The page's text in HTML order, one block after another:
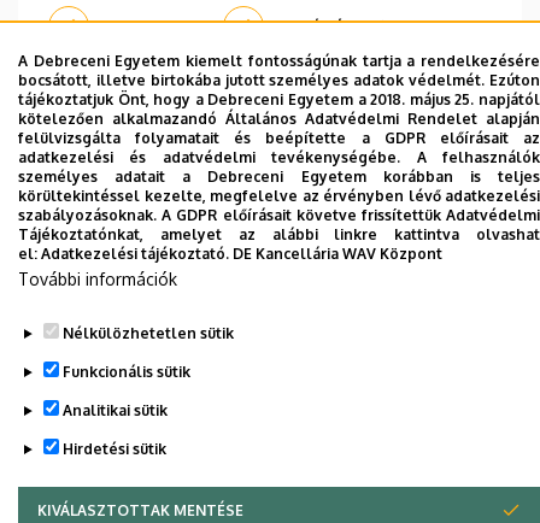
Weboldal Tudóstér profil
Dolgozói adatmódosítás igénylése a DE
telefonkönyvében|Külső személyek rögzítése a
DE telefonkönyvében| Súgó| Hibabejelentés
Adatvédelem
A Debreceni Egyetem kiemelt fontosságúnak tartja a rendelkezésére
bocsátott, illetve birtokába jutott személyes adatok védelmét. Ezúton
tájékoztatjuk Önt, hogy a Debreceni Egyetem a 2018. május 25. napjától
kötelezően alkalmazandó Általános Adatvédelmi Rendelet alapján
felülvizsgálta folyamatait és beépítette a GDPR előírásait az
adatkezelési és adatvédelmi tevékenységébe. A felhasználók
személyes adatait a Debreceni Egyetem korábban is teljes
körültekintéssel kezelte, megfelelve az érvényben lévő adatkezelési
szabályozásoknak. A GDPR előírásait követve frissítettük Adatvédelmi
Tájékoztatónkat, amelyet az alábbi linkre kattintva olvashat
el: Adatkezelési tájékoztató. DE Kancellária WAV Központ
További információk
Nélkülözhetetlen sütik
Funkcionális sütik
Analitikai sütik
Hirdetési sütik
KIVÁLASZTOTTAK MENTÉSE
WITHDRAW CONSENT